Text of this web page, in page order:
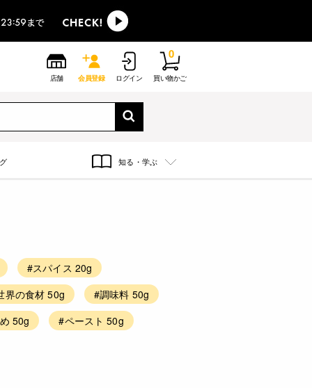
店舗 会員登録 ログイン 買い物かご
0
知る・学ぶ
#スパイス 20g
界の食材 50g
#調味料 50g
50g
#ペースト 50g